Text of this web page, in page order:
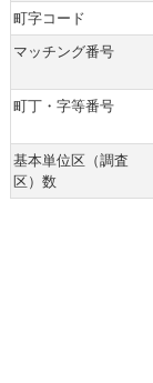
町字コード
マッチング番号
町丁・字等番号
基本単位区（調査
区）数